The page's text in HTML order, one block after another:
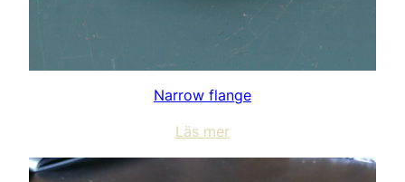
Narrow flange
Läs mer